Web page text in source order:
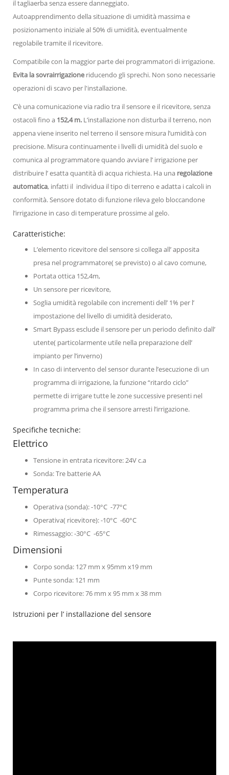
il tagliaerba senza essere danneggiato.
Autoapprendimento della situazione di umidità massima e
posizionamento iniziale al 50% di umidità, eventualmente
regolabile tramite il ricevitore.
Compatibile con la maggior parte dei programmatori di irrigazione.
Evita la sovrairrigazione riducendo gli sprechi. Non sono necessarie
operazioni di scavo per l'installazione.
C’è una comunicazione via radio tra il sensore e il ricevitore, senza
ostacoli fino a 152,4 m. L’installazione non disturba il terreno, non
appena viene inserito nel terreno il sensore misura l’umidità con
precisione. Misura continuamente i livelli di umidità del suolo e
comunica al programmatore quando avviare l’ irrigazione per
distribuire l’ esatta quantità di acqua richiesta. Ha una regolazione
automatica, infatti il individua il tipo di terreno e adatta i calcoli in
conformità. Sensore dotato di funzione rileva gelo bloccandone
l’irrigazione in caso di temperature prossime al gelo.
Caratteristiche:
L’elemento ricevitore del sensore si collega all’ apposita
presa nel programmatore( se previsto) o al cavo comune,
Portata ottica 152,4m,
Un sensore per ricevitore,
Soglia umidità regolabile con incrementi dell’ 1% per l’
impostazione del livello di umidità desiderato,
Smart Bypass esclude il sensore per un periodo definito dall’
utente( particolarmente utile nella preparazione dell’
impianto per l’inverno)
In caso di intervento del sensor durante l’esecuzione di un
programma di irrigazione, la funzione “ritardo ciclo”
permette di irrigare tutte le zone successive presenti nel
programma prima che il sensore arresti l’irrigazione.
Specifiche tecniche:
Elettrico
Tensione in entrata ricevitore: 24V c.a
Sonda: Tre batterie AA
Temperatura
Operativa (sonda): -10°C -77°C
Operativa( ricevitore): -10°C -60°C
Rimessaggio: -30°C -65°C
Dimensioni
Corpo sonda: 127 mm x 95mm x19 mm
Punte sonda: 121 mm
Corpo ricevitore: 76 mm x 95 mm x 38 mm
Istruzioni per l’ installazione del sensore